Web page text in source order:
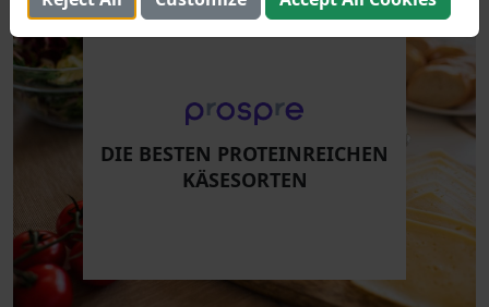
DIE BESTEN PROTEINREICHEN
KÄSESORTEN